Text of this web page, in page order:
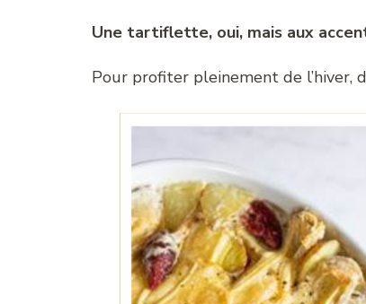
Une tartiflette, oui, mais aux
Pour profiter pleinement de l’hiver,